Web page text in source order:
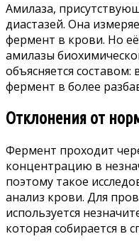
Амилаза,
диастазей. Она
фермент в крови. Но
амилазы
объясняется
фермент в более
Отклонения от
Фермент проходит
концентрацию в
поэтому такое
анализ крови. Для
используется
которая собирается в